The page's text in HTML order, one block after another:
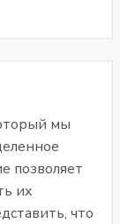
мы
позволяет
их
что